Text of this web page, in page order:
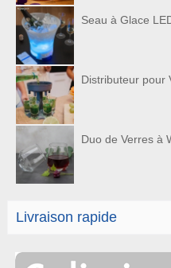
Seau à Glace
Distributeur pour
Duo de Verres à
Livraison rapide